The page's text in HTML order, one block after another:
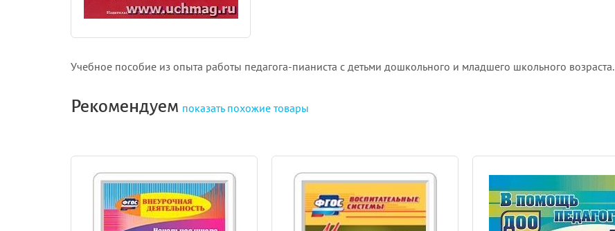
Учебное пособие из опыта работы педагога-пианиста с детьми дошкольного и младшего школьного возраста.
Рекомендуем показатьпохожие товары